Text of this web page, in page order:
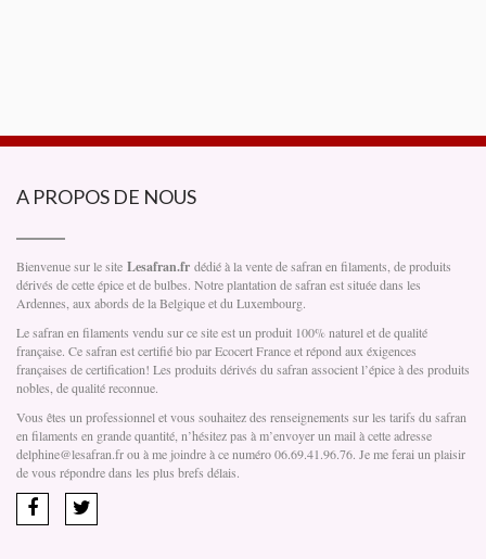
A PROPOS DE NOUS
Bienvenue sur le site Lesafran.fr dédié à la vente de safran en filaments, de produits
dérivés de cette épice et de bulbes. Notre plantation de safran est située dans les
Ardennes, aux abords de la Belgique et du Luxembourg.
Le safran en filaments vendu sur ce site est un produit 100% naturel et de qualité
française. Ce safran est certifié bio par Ecocert France et répond aux éxigences
françaises de certification! Les produits dérivés du safran associent l’épice à des produits
nobles, de qualité reconnue.
Vous êtes un professionnel et vous souhaitez des renseignements sur les tarifs du safran
en filaments en grande quantité, n’hésitez pas à m’envoyer un mail à cette adresse
delphine@lesafran.fr ou à me joindre à ce numéro 06.69.41.96.76. Je me ferai un plaisir
de vous répondre dans les plus brefs délais.